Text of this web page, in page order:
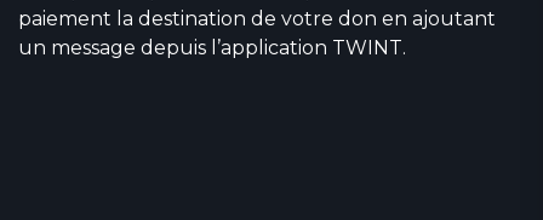
paiement la destination de votre don en ajoutant
un message depuis l’application TWINT.